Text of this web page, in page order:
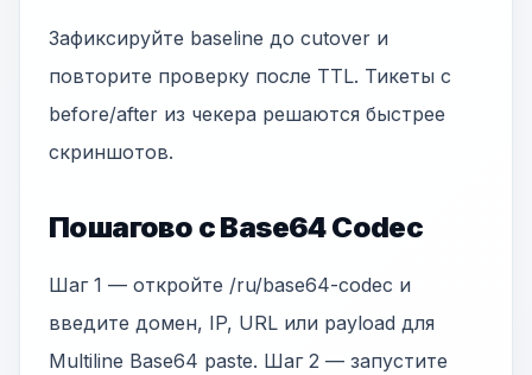
Зафиксируйте baseline до cutover и
повторите проверку после TTL. Тикеты с
before/after из чекера решаются быстрее
скриншотов.
Пошагово с Base64 Codec
Шаг 1 — откройте /ru/base64-codec и
введите домен, IP, URL или payload для
Multiline Base64 paste. Шаг 2 — запустите